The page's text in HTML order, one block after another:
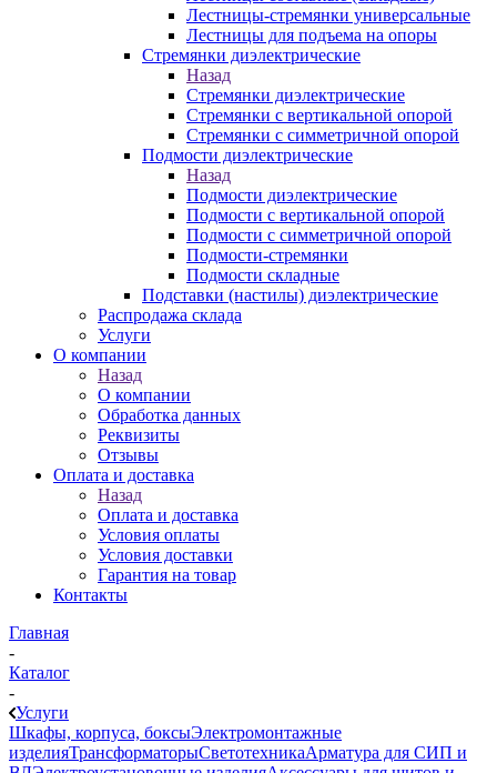
Лестницы-стремянки универсальные
Лестницы для подъема на опоры
Стремянки диэлектрические
Назад
Стремянки диэлектрические
Стремянки с вертикальной опорой
Стремянки с симметричной опорой
Подмости диэлектрические
Назад
Подмости диэлектрические
Подмости с вертикальной опорой
Подмости с симметричной опорой
Подмости-стремянки
Подмости складные
Подставки (настилы) диэлектрические
Распродажа склада
Услуги
О компании
Назад
О компании
Обработка данных
Реквизиты
Отзывы
Оплата и доставка
Назад
Оплата и доставка
Условия оплаты
Условия доставки
Гарантия на товар
Контакты
Главная
-
Каталог
-
Услуги
Шкафы, корпуса, боксыЭлектромонтажные
изделияТрансформаторыСветотехникаАрматура для СИП и